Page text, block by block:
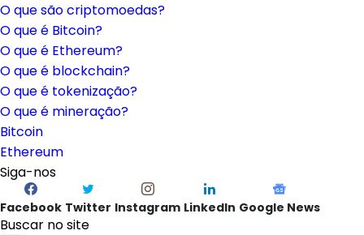
O que são criptomoedas?
O que é Bitcoin?
O que é Ethereum?
O que é blockchain?
O que é tokenização?
O que é mineração?
Bitcoin
Ethereum
Siga-nos
Facebook Twitter Instagram LinkedIn Google News
Buscar no site